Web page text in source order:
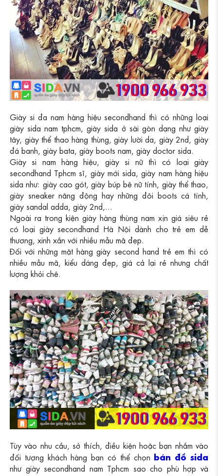
Giày si đa nam hàng hiệu secondhand thì có những loại
giày sida nam tphcm, giày sida ở sài gòn dạng như giày
tây, giày thể thao hàng thùng, giày lười da, giày 2nd, giày
đá banh, giày bata, giày boots nam, giày doctor sida.
Giày si nam hàng hiệu, giày si nữ thì có loại giày
secondhand Tphcm sĩ, giày mới sida, giày nam hàng hiệu
sida như: giày cao gót, giày búp bê nữ tính, giày thể thao,
giày sneaker năng động hay những đôi boots cá tính,
giày sandal adda, giày 2nd,...
Ngoài ra trong kiện giày hàng thùng nam xịn giá siêu rẻ
có loại giày secondhand Hà Nội dành cho trẻ em dễ
thương, xinh xắn với nhiều mẫu mã đẹp.
Đối với những mặt hàng giày second hand trẻ em thì có
nhiều mẫu mã, kiểu dáng đẹp, giá cả lại rẻ nhưng chất
lượng khỏi chê.
Tùy vào nhu cầu, sở thích, điều kiện hoặc bạn nhắm vào
đối tượng khách hàng bạn có thể chọn bán đồ sida
như giày secondhand nam Tphcm sao cho phù hợp và